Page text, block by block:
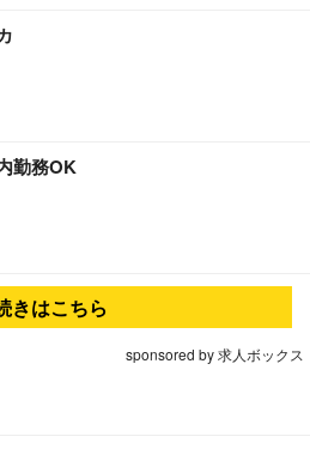
勤務OK
きはこちら
sponsored by 求人ボックス